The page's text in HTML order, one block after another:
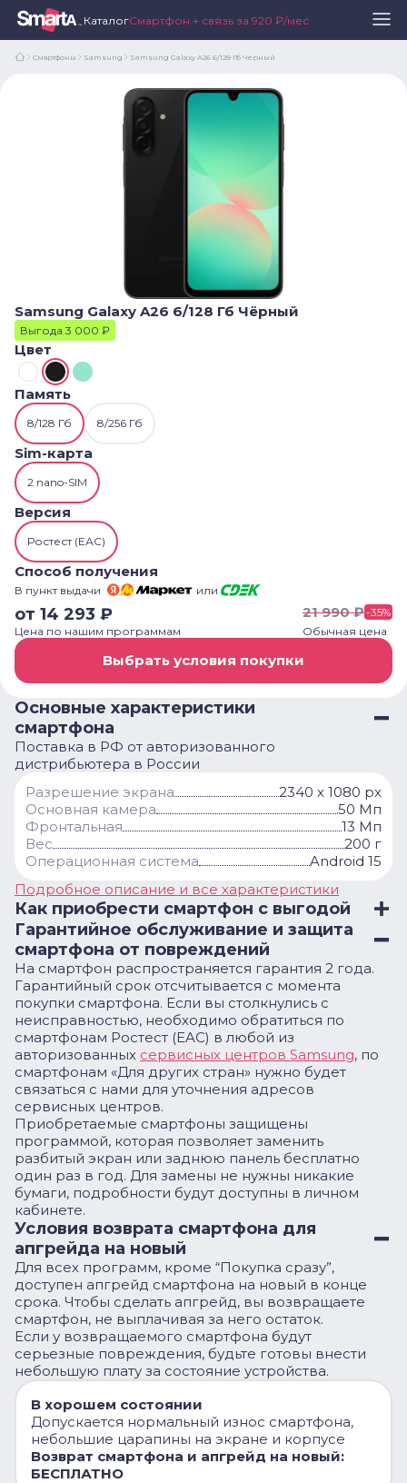
КаталогСмартфон + связь за 920 ₽/мес
Смартфоны Samsung Samsung Galaxy A26 6/128 Гб Чёрный
Samsung Galaxy A26 6/128 Гб Чёрный
Выгода 3 000 ₽
Цвет
Память
8/128 Гб 8/256 Гб
Sim-карта
2 nano-SIM
Версия
Ростест (ЕАС)
Способ получения
В пункт выдачи или
от 14 293 ₽
Цена по нашим программам
21 990₽-35%
Обычная цена
Выбрать условия покупки
Основные характеристики
смартфона
Поставка в РФ от авторизованного
дистрибьютера в России
Разрешение экрана
2340 х 1080 px
Основная камера
50 Мп
Фронтальная
13 Мп
Вес
200 г
Операционная система
Android 15
Подробное описание и все характеристики
Как приобрести смартфон с выгодой
Гарантийное обслуживание и защита
смартфона от повреждений
На смартфон распространяется гарантия 2 года.
Гарантийный срок отсчитывается с момента
покупки смартфона. Если вы столкнулись с
неисправностью, необходимо обратиться по
смартфонам Ростест (EAC) в любой из
авторизованных сервисных центров Samsung, по
смартфонам «Для других стран» нужно будет
связаться с нами для уточнения адресов
сервисных центров.
Приобретаемые смартфоны защищены
программой, которая позволяет заменить
разбитый экран или заднюю панель бесплатно
один раз в год. Для замены не нужны никакие
бумаги, подробности будут доступны в личном
кабинете.
Условия возврата смартфона для
апгрейда на новый
Для всех программ, кроме “Покупка сразу”,
доступен апгрейд смартфона на новый в конце
срока. Чтобы сделать апгрейд, вы возвращаете
смартфон, не выплачивая за него остаток.
Если у возвращаемого смартфона будут
серьезные повреждения, будьте готовы внести
небольшую плату за состояние устройства.
В хорошем состоянии
Допускается нормальный износ смартфона,
небольшие царапины на экране и корпусе
Возврат смартфона и апгрейд на новый:
БЕСПЛАТНО